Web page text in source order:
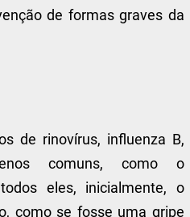
de formas graves da
de rinovírus, influenza B,
comuns, como o
eles, inicialmente, o
como se fosse uma gripe